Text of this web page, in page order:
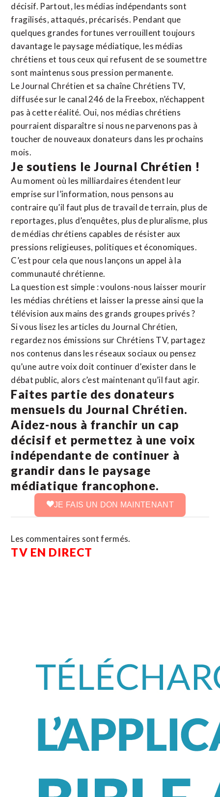
décisif. Partout, les médias indépendants sont
fragilisés, attaqués, précarisés. Pendant que
quelques grandes fortunes verrouillent toujours
davantage le paysage médiatique, les médias
chrétiens et tous ceux qui refusent de se soumettre
sont maintenus sous pression permanente.
Le Journal Chrétien et sa chaîne Chrétiens TV,
diffusée sur le canal 246 de la Freebox, n’échappent
pas à cette réalité. Oui, nos médias chrétiens
pourraient disparaître si nous ne parvenons pas à
toucher de nouveaux donateurs dans les prochains
mois.
Je soutiens le Journal Chrétien !
Au moment où les milliardaires étendent leur
emprise sur l’information, nous pensons au
contraire qu’il faut plus de travail de terrain, plus de
reportages, plus d’enquêtes, plus de pluralisme, plus
de médias chrétiens capables de résister aux
pressions religieuses, politiques et économiques.
C’est pour cela que nous lançons un appel à la
communauté chrétienne.
La question est simple : voulons-nous laisser mourir
les médias chrétiens et laisser la presse ainsi que la
télévision aux mains des grands groupes privés ?
Si vous lisez les articles du Journal Chrétien,
regardez nos émissions sur Chrétiens TV, partagez
nos contenus dans les réseaux sociaux ou pensez
qu’une autre voix doit continuer d’exister dans le
débat public, alors c’est maintenant qu’il faut agir.
Faites partie des donateurs
mensuels du Journal Chrétien.
Aidez-nous à franchir un cap
décisif et permettez à une voix
indépendante de continuer à
grandir dans le paysage
médiatique francophone.
JE FAIS UN DON MAINTENANT
Les commentaires sont fermés.
TV EN DIRECT